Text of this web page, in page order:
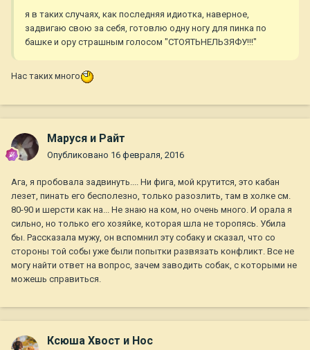
важно, держит или нет хоз своего за поводок.
я в таких случаях, как последняя идиотка, наверное,
задвигаю свою за себя, готовлю одну ногу для пинка по
башке и ору страшным голосом "СТОЯТЬНЕЛЬЗЯФУ!!!"
Нас таких много
Маруся и Райт
Опубликовано 16 февраля, 2016
Ага, я пробовала задвинуть.... Ни фига, мой крутится, это кабан
лезет, пинать его бесполезно, только разозлить, там в холке см.
80-90 и шерсти как на... Не знаю на ком, но очень много. И орала я
сильно, но только его хозяйке, которая шла не торопясь. Убила
бы. Рассказала мужу, он вспомнил эту собаку и сказал, что со
стороны той собы уже были попытки развязать конфликт. Все не
могу найти ответ на вопрос, зачем заводить собак, с которыми не
можешь справиться.
Ксюша Хвост и Нос